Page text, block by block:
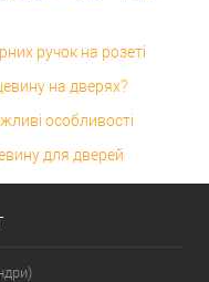
ручок на розеті
на дверях?
особливості
для дверей